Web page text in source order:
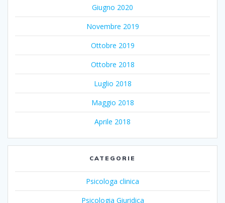
Giugno 2020
Novembre 2019
Ottobre 2019
Ottobre 2018
Luglio 2018
Maggio 2018
Aprile 2018
CATEGORIE
Psicologa clinica
Psicologia Giuridica